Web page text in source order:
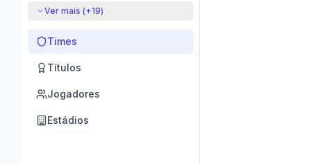
Ver mais (+19)
Times
Títulos
Jogadores
Estádios